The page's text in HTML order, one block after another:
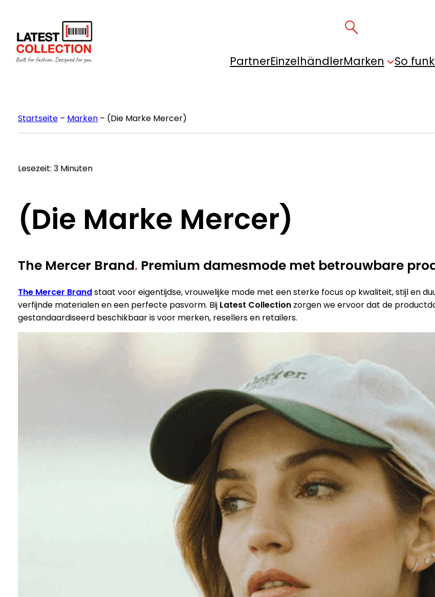
springen
PartnerEinzelhändlerMarken So
Startseite– Marken– (Die Marke Mercer)
Lesezeit: 3 Minuten
(Die Marke Mercer)
The Mercer Brand. Premium damesmode met betrouwbare
The Mercer Brandstaat voor eigentijdse, vrouwelijke mode met een sterke focus op kwaliteit, stijl en
verfijnde materialen en een perfecte pasvorm. Bij Latest Collectionzorgen we ervoor dat de
gestandaardiseerd beschikbaar is voor merken, resellers en retailers.